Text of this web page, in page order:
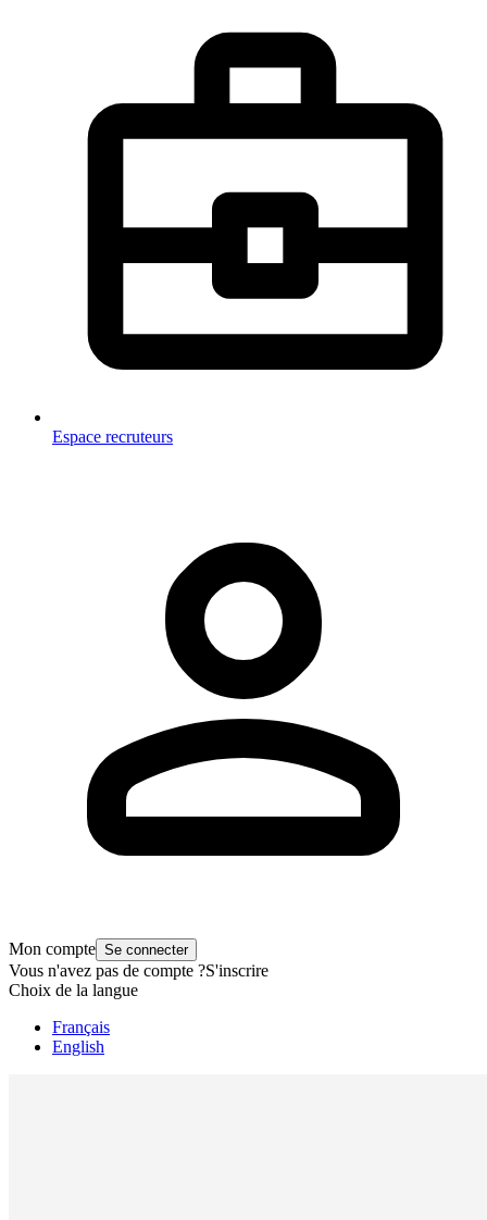
Espace recruteurs
Mon compte Se connecter
Vous n'avez pas de compte ?S'inscrire
Choix de la langue
Français
English